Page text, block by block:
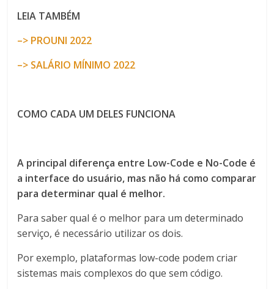
LEIA TAMBÉM
–> PROUNI 2022
–> SALÁRIO MÍNIMO 2022
COMO CADA UM DELES FUNCIONA
A principal diferença entre Low-Code e No-Code é
a interface do usuário, mas não há como comparar
para determinar qual é melhor.
Para saber qual é o melhor para um determinado
serviço, é necessário utilizar os dois.
Por exemplo, plataformas low-code podem criar
sistemas mais complexos do que sem código.